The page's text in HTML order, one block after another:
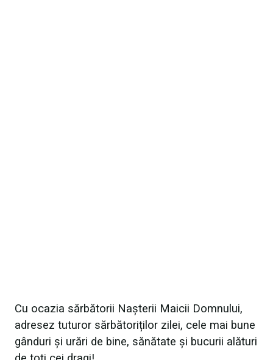
Cu ocazia sărbătorii Nașterii Maicii Domnului,
adresez tuturor sărbătoriților zilei, cele mai bune
gânduri și urări de bine, sănătate și bucurii alături